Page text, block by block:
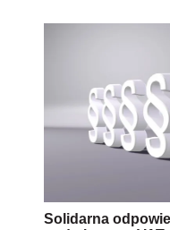
Solidarna